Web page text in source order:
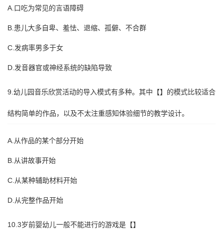
A.口吃为常见的言语障碍
B.患儿大多自卑、羞怯、退缩、孤僻、不合群
C.发病率男多于女
D.发音器官或神经系统的缺陷导致
9.幼儿园音乐欣赏活动的导入模式有多种。其中【】的模式比较适合
结构简单的作品，以及不太注重感知体验细节的教学设计。
A.从作品的某个部分开始
B.从讲故事开始
C.从某种辅助材料开始
D.从完整作品开始
10.3岁前婴幼儿一般不能进行的游戏是【】